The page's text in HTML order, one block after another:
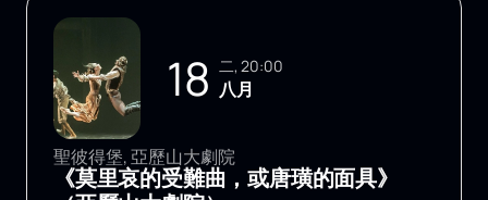
18 二, 20:00
八月
聖彼得堡, 亞歷山大劇院
《莫里哀的受難曲，或唐璜的面具》